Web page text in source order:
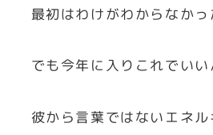
最初はわけがわからなかっ
でも今年に入りこれでいい
彼から言葉ではないエネ